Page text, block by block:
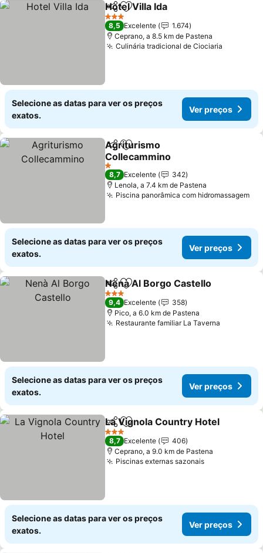
PartilharAdicionar aos favoritos
Hotel Villa Ida
3 Estrelas
8,5 Excelente
1.674
Ceprano, a 8.5 km de Pastena
Culinária tradicional de Ciociaria
Selecione as datas para ver os preços
exatos.
Ver preços
PartilharAdicionar aos favoritos
Agriturismo
Collecammino
Ver preços
1 Estrelas
8,7 Excelente
342
Lenola, a 7.4 km de Pastena
Piscina panorâmica com hidromassagem
Selecione as datas para ver os preços
exatos.
Ver preços
PartilharAdicionar aos favoritos
Nenà Al Borgo Castello
3 Estrelas
9,4 Excelente
358
Pico, a 6.0 km de Pastena
Restaurante familiar La Taverna
Selecione as datas para ver os preços
exatos.
Ver preços
PartilharAdicionar aos favoritos
La Vignola Country Hotel
3 Estrelas
8,7 Excelente
406
Ceprano, a 9.0 km de Pastena
Piscinas externas sazonaisVer preços
Selecione as datas para ver os preços
exatos.
Ver preços